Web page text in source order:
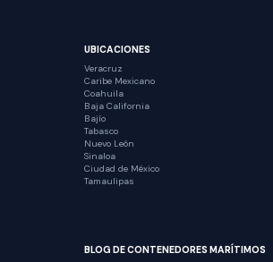
UBICACIONES
Veracruz
Caribe Mexicano
Coahuila
Baja California
Bajío
Tabasco
Nuevo León
Sinaloa
Ciudad de México
Tamaulipas
BLOG DE CONTENEDORES MARÍTIMOS